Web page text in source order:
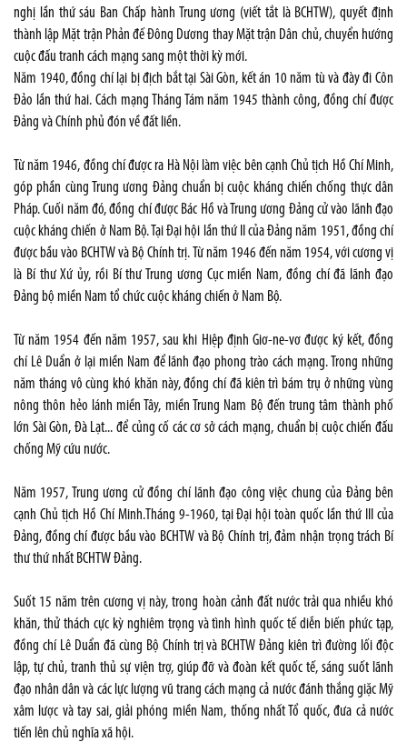
nghị lần thứ sáu Ban Chấp hành Trung ương (viết tắt là BCHTW), quyết định
thành lập Mặt trận Phản đế Đông Dương thay Mặt trận Dân chủ, chuyển hướng
cuộc đấu tranh cách mạng sang một thời kỳ mới.
Năm 1940, đồng chí lại bị địch bắt tại Sài Gòn, kết án 10 năm tù và đày đi Côn
Đảo lần thứ hai. Cách mạng Tháng Tám năm 1945 thành công, đồng chí được
Đảng và Chính phủ đón về đất liền.
Từ năm 1946, đồng chí được ra Hà Nội làm việc bên cạnh Chủ tịch Hồ Chí Minh,
góp phần cùng Trung ương Đảng chuẩn bị cuộc kháng chiến chống thực dân
Pháp. Cuối năm đó, đồng chí được Bác Hồ và Trung ương Đảng cử vào lãnh đạo
cuộc kháng chiến ở Nam Bộ. Tại Đại hội lần thứ II của Đảng năm 1951, đồng chí
được bầu vào BCHTW và Bộ Chính trị. Từ năm 1946 đến năm 1954, với cương vị
là Bí thư Xứ ủy, rồi Bí thư Trung ương Cục miền Nam, đồng chí đã lãnh đạo
Đảng bộ miền Nam tổ chức cuộc kháng chiến ở Nam Bộ.
Từ năm 1954 đến năm 1957, sau khi Hiệp định Giơ-ne-vơ được ký kết, đồng
chí Lê Duẩn ở lại miền Nam để lãnh đạo phong trào cách mạng. Trong những
năm tháng vô cùng khó khăn này, đồng chí đã kiên trì bám trụ ở những vùng
nông thôn hẻo lánh miền Tây, miền Trung Nam Bộ đến trung tâm thành phố
lớn Sài Gòn, Đà Lạt... để củng cố các cơ sở cách mạng, chuẩn bị cuộc chiến đấu
chống Mỹ cứu nước.
Năm 1957, Trung ương cử đồng chí lãnh đạo công việc chung của Đảng bên
cạnh Chủ tịch Hồ Chí Minh.Tháng 9-1960, tại Đại hội toàn quốc lần thứ III của
Đảng, đồng chí được bầu vào BCHTW và Bộ Chính trị, đảm nhận trọng trách Bí
thư thứ nhất BCHTW Đảng.
Suốt 15 năm trên cương vị này, trong hoàn cảnh đất nước trải qua nhiều khó
khăn, thử thách cực kỳ nghiêm trọng và tình hình quốc tế diễn biến phức tạp,
đồng chí Lê Duẩn đã cùng Bộ Chính trị và BCHTW Đảng kiên trì đường lối độc
lập, tự chủ, tranh thủ sự viện trợ, giúp đỡ và đoàn kết quốc tế, sáng suốt lãnh
đạo nhân dân và các lực lượng vũ trang cách mạng cả nước đánh thắng giặc Mỹ
xâm lược và tay sai, giải phóng miền Nam, thống nhất Tổ quốc, đưa cả nước
tiến lên chủ nghĩa xã hội.